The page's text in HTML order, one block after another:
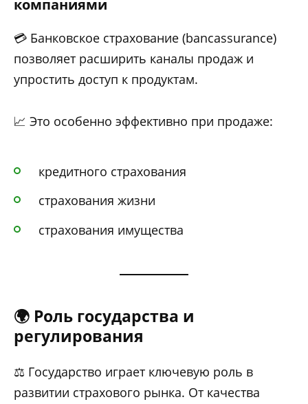
компаниями
💳 Банковское страхование (bancassurance)
позволяет расширить каналы продаж и
упростить доступ к продуктам.
📈 Это особенно эффективно при продаже:
кредитного страхования
страхования жизни
страхования имущества
🌍 Роль государства и
регулирования
⚖️ Государство играет ключевую роль в
развитии страхового рынка. От качества